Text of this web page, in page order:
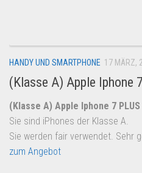
Amazon
Aldi
Lidl
Kostenlos verkaufen
Anmelden
HANDY UND SMARTPHONE 17 MÄRZ,
(Klasse A) Apple Iphone
(Klasse A) Apple Iphone 7 PLUS
Sie sind iPhones der Klasse A.
Sie werden fair verwendet. Sehr
zum Angebot